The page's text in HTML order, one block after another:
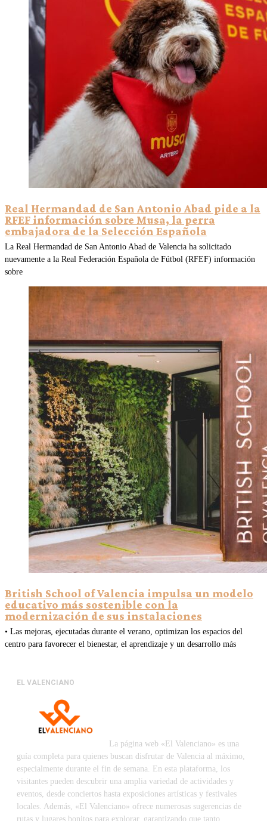
Real Hermandad de San Antonio Abad pide a la
RFEF información sobre Musa, la perra
embajadora de la Selección Española
La Real Hermandad de San Antonio Abad de Valencia ha solicitado
nuevamente a la Real Federación Española de Fútbol (RFEF) información
sobre
British School of Valencia impulsa un modelo
educativo más sostenible con la
modernización de sus instalaciones
• Las mejoras, ejecutadas durante el verano, optimizan los espacios del
centro para favorecer el bienestar, el aprendizaje y un desarrollo más
EL VALENCIANO
La página web «El Valenciano» es una
guía completa para quienes buscan disfrutar de Valencia al máximo,
especialmente durante el fin de semana. En esta plataforma, los
visitantes pueden descubrir una amplia variedad de actividades y
eventos, desde conciertos hasta exposiciones artísticas y festivales
locales. Además, «El Valenciano» ofrece numerosas sugerencias de
rutas y lugares bonitos para explorar, garantizando que tanto